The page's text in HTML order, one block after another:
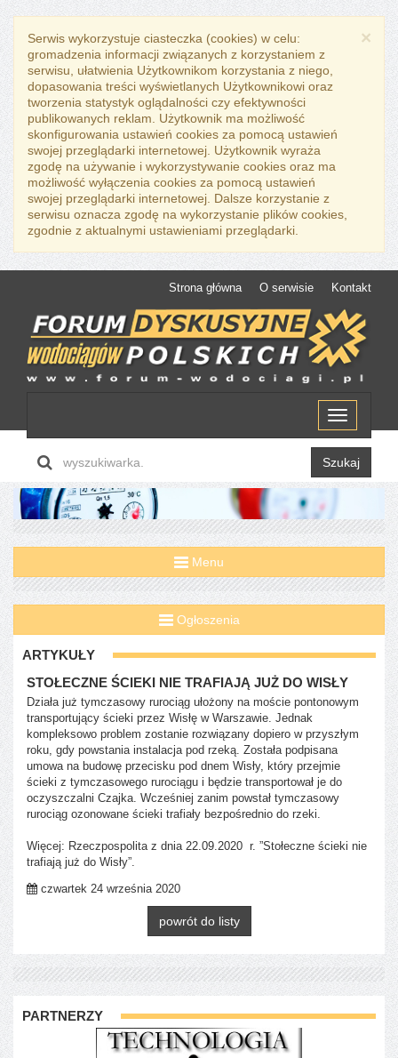
×
Serwis wykorzystuje ciasteczka (cookies) w celu:
gromadzenia informacji związanych z korzystaniem z
serwisu, ułatwienia Użytkownikom korzystania z niego,
dopasowania treści wyświetlanych Użytkownikowi oraz
tworzenia statystyk oglądalności czy efektywności
publikowanych reklam. Użytkownik ma możliwość
skonfigurowania ustawień cookies za pomocą ustawień
swojej przeglądarki internetowej. Użytkownik wyraża
zgodę na używanie i wykorzystywanie cookies oraz ma
możliwość wyłączenia cookies za pomocą ustawień
swojej przeglądarki internetowej. Dalsze korzystanie z
serwisu oznacza zgodę na wykorzystanie plików cookies,
zgodnie z aktualnymi ustawieniami przeglądarki.
Strona główna O serwisie Kontakt
Menu
Szukaj
Menu
Ogłoszenia
ARTYKUŁY
STOŁECZNE ŚCIEKI NIE TRAFIAJĄ JUŻ DO WISŁY
Działa już tymczasowy rurociąg ułożony na moście pontonowym
transportujący ścieki przez Wisłę w Warszawie. Jednak
kompleksowo problem zostanie rozwiązany dopiero w przyszłym
roku, gdy powstania instalacja pod rzeką. Została podpisana
umowa na budowę przecisku pod dnem Wisły, który przejmie
ścieki z tymczasowego rurociągu i będzie transportował je do
oczyszczalni Czajka. Wcześniej zanim powstał tymczasowy
rurociąg ozonowane ścieki trafiały bezpośrednio do rzeki.
Więcej: Rzeczpospolita z dnia 22.09.2020 r. ”Stołeczne ścieki nie
trafiają już do Wisły”.
czwartek 24 września 2020
powrót do listy
PARTNERZY